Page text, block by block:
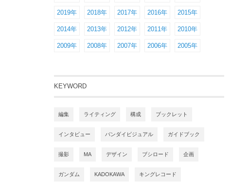
2019年 2018年 2017年 2016年 2015年
2014年 2013年 2012年 2011年 2010年
2009年 2008年 2007年 2006年 2005年
KEYWORD
編集 ライティング 構成 ブックレット
インタビュー バンダイビジュアル ガイドブック
撮影 MA デザイン ブシロード 企画
ガンダム KADOKAWA キングレコード